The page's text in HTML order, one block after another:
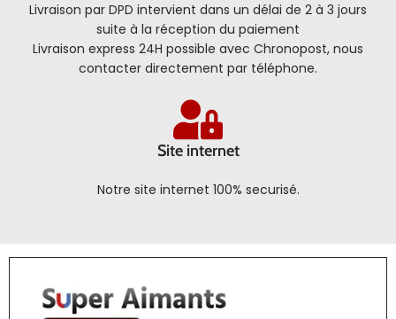
Livraison par DPD intervient dans un délai de 2 à 3 jours
suite à la réception du paiement
Livraison express 24H possible avec Chronopost, nous
contacter directement par téléphone.
Site internet
Notre site internet 100% securisé.